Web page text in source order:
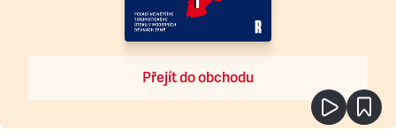
Přejít do obchodu